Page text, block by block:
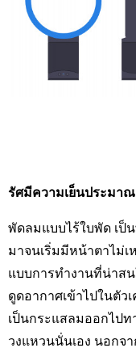
รัศมีความเย็นประมาณ
พัดลมแบบไร้ใบพัด เ
มาจนเริ่มมีหน้าตาไม่
แบบการทำงานที่น่าสน
ดูดอากาศเข้าไปในตัว
เป็นกระแสลมออกไป
วงแหวนนั่นเอง นอกจ